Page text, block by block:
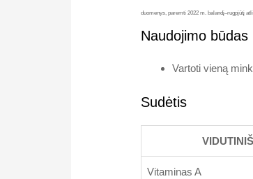
duomenys, paremti 2022 m. balandį–rugpjūtį
Naudojimo būdas
Vartoti vieną
Sudėtis
Vitaminas A